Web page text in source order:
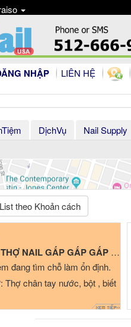
NHẬP LIÊN HỆ
DịchVụ Nail Supply
List theo Khoản cách
Nails & Spa
CẦN THỢ NAILS!!! Có
Nails & Spa Carmel" (Gần
chợ Châu Á tầm 15 phút lái
BUILDER DESIGN 🆘 💥